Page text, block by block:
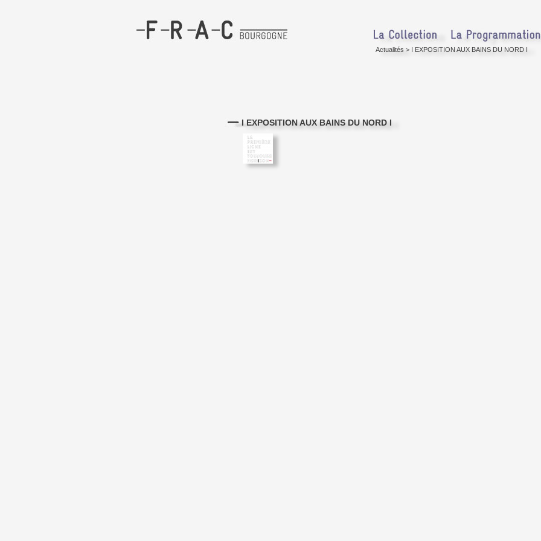
Actualités > I EXPOSITION AUX BAINS DU NORD I
I EXPOSITION AUX BAINS DU NORD I